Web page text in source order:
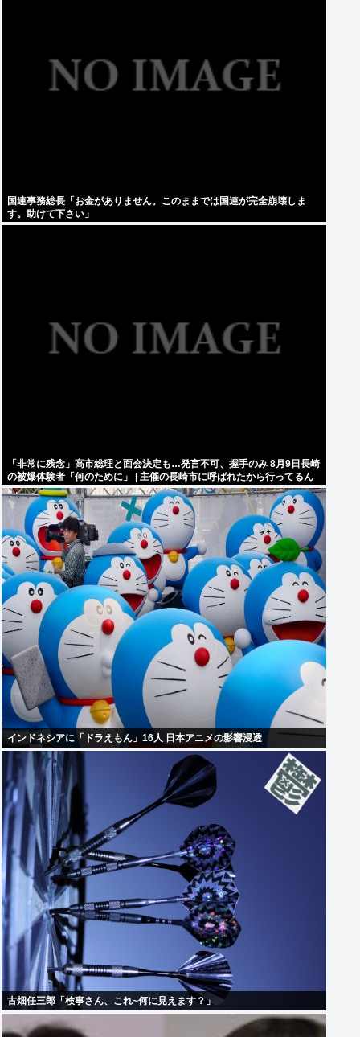
国連事務総長「お金がありません。このままでは国連が完全崩壊しま
す。助けて下さい」
「非常に残念」高市総理と面会決定も…発言不可、握手のみ 8月9日長崎
の被爆体験者「何のために」 | 主催の長崎市に呼ばれたから行ってるん
だろうに
インドネシアに「ドラえもん」16人 日本アニメの影響浸透
古畑任三郎「検事さん、これ~何に見えます？」